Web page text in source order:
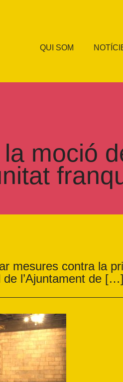
QUI SOM
moció
mesures contra la
de l’Ajuntament de […]